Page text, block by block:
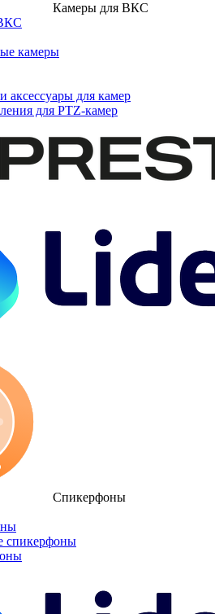
Камеры для ВКС
камеры
для камер
для PTZ-камер
Спикерфоны
спикерфоны